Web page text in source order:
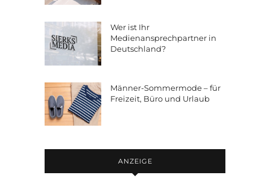
Wer ist Ihr
Medienansprechpartner in
Deutschland?
Männer-Sommermode – für
Freizeit, Büro und Urlaub
ANZEIGE